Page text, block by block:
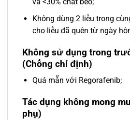
Không dùng 2 liều trong
cho liều đã quên từ ngày
Không sử dụng trong
(Chống chỉ định)
Quá mẫn với Regorafenib;
Tác dụng không mong
phụ)